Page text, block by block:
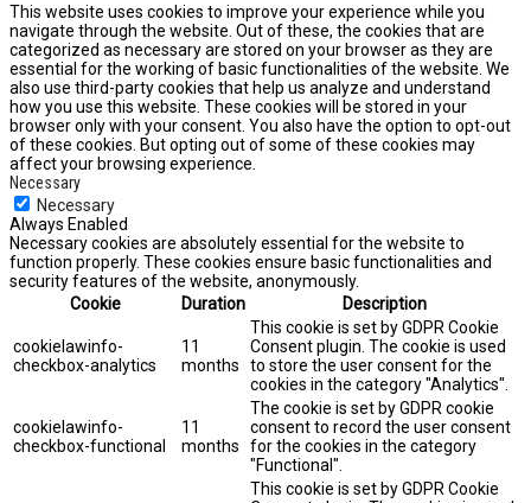
This website uses cookies to improve your experience while you
navigate through the website. Out of these, the cookies that are
categorized as necessary are stored on your browser as they are
essential for the working of basic functionalities of the website. We
also use third-party cookies that help us analyze and understand
how you use this website. These cookies will be stored in your
browser only with your consent. You also have the option to opt-out
of these cookies. But opting out of some of these cookies may
affect your browsing experience.
Necessary
Necessary
Always Enabled
Necessary cookies are absolutely essential for the website to
function properly. These cookies ensure basic functionalities and
security features of the website, anonymously.
Cookie
Duration Description
cookielawinfo-
checkbox-analytics
11
months
This cookie is set by GDPR Cookie
Consent plugin. The cookie is used
to store the user consent for the
cookies in the category "Analytics".
cookielawinfo-
checkbox-functional
11
months
The cookie is set by GDPR cookie
consent to record the user consent
for the cookies in the category
"Functional".
This cookie is set by GDPR Cookie